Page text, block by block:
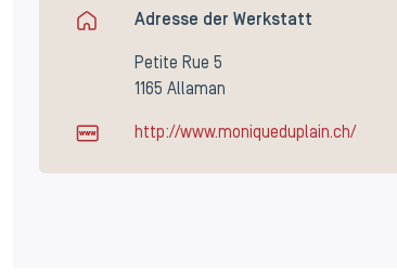
Adresse der Werkstatt
Petite Rue 5
1165 Allaman
http://www.moniqueduplain.ch/